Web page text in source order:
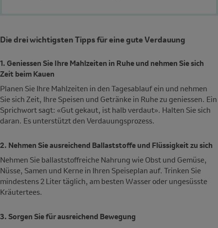
Die drei wichtigsten Tipps für eine gute Verdauung
1. Geniessen Sie Ihre Mahlzeiten in Ruhe und nehmen Sie sich
Zeit beim Kauen
Planen Sie Ihre Mahlzeiten in den Tagesablauf ein und nehmen
Sie sich Zeit, Ihre Speisen und Getränke in Ruhe zu geniessen. Ein
Sprichwort sagt: «Gut gekaut, ist halb verdaut». Halten Sie sich
daran. Es unterstützt den Verdauungsprozess.
2. Nehmen Sie ausreichend Ballaststoffe und Flüssigkeit zu sich
Nehmen Sie ballaststoffreiche Nahrung wie Obst und Gemüse,
Nüsse, Samen und Kerne in Ihren Speiseplan auf. Trinken Sie
mindestens 2 Liter täglich, am besten Wasser oder ungesüsste
Kräutertees.
3. Sorgen Sie für ausreichend Bewegung